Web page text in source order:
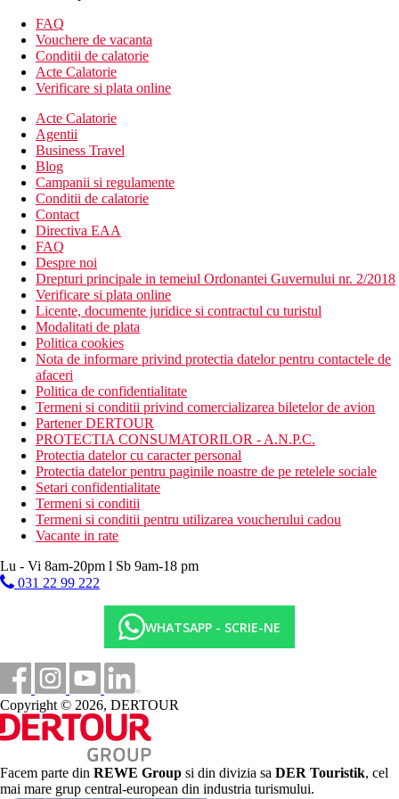
receptie cu hol
lift
internet WiFi (gratuit)
seif la receptie (cu plata)
statie de autobuz la aproximativ 400 m de hotel
hotelul nu accepta animale de companie
Descrierea plajei
nisipos, public
sezlonguri si umbrele (cu plata)
Sport si relaxare
Gratuit
piscina cu apa dulce, sezlonguri si umbrele langa piscina,
prosoape de piscina
Contra cost
sporturi nautice pe plaja
Mese
Mic dejun (BB) – mic dejun tip bufet.
Demipensiune (DP) – mic dejun si cina tip bufet.
Bauturile cu cina sunt contra cost.
All Inclusive (AI) – mic dejun tip bufet, pranz si cina,
gustari pe tot parcursul zilei. Bauturi alcoolice si
nealcoolice locale selectate sunt disponibile gratuit in
timpul programului specificat de hotel.
Categoria oficiala
4 stele
Distanţe
300 m
Centrul orasului
Distanta de cel mai apropiat aeroport
600 m
Distanta pana la plaja
Plaja
Sezlonguri pe plaja contra cost
Umbrele pe plaja contra cost
Vacanta la plaja
FAQ
Vouchere de vacanta
Conditii de calatorie
Acte Calatorie
Verificare si plata online
Acte Calatorie
Agentii
Business Travel
Blog
Campanii si regulamente
Conditii de calatorie
Contact
Directiva EAA
FAQ
Despre noi
Drepturi principale in temeiul Ordonantei Guvernului nr. 2/2018
Verificare si plata online
Licente, documente juridice si contractul cu turistul
Modalitati de plata
Politica cookies
Nota de informare privind protectia datelor pentru contactele de
afaceri
Politica de confidentialitate
Termeni si conditii privind comercializarea biletelor de avion
Partener DERTOUR
PROTECTIA CONSUMATORILOR - A.N.P.C.
Protectia datelor cu caracter personal
Protectia datelor pentru paginile noastre de pe retelele sociale
Setari confidentialitate
Termeni si conditii
Termeni si conditii pentru utilizarea voucherului cadou
Vacante in rate
Lu - Vi 8am-20pm l Sb 9am-18 pm
031 22 99 222
WHATSAPP - SCRIE-NE
Copyright © 2026, DERTOUR
Facem parte din REWE Group si din divizia sa DER Touristik, cel
mai mare grup central-european din industria turismului.